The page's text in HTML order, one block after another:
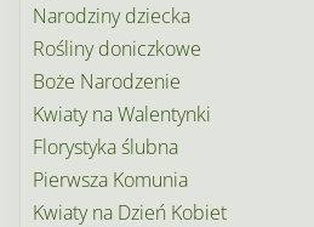
Narodziny dziecka
Rośliny doniczkowe
Boże Narodzenie
Kwiaty na Walentynki
Florystyka ślubna
Pierwsza Komunia
Kwiaty na Dzień Kobiet